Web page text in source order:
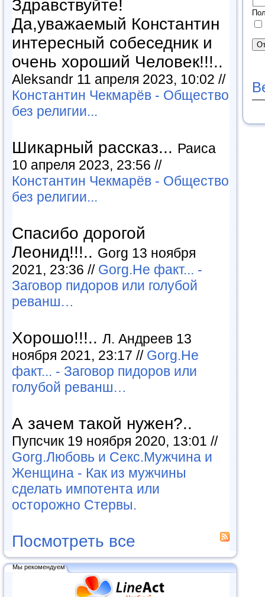
Здравствуйте!
Да,уважаемый Константин
интересный собеседник и
очень хороший Человек!!!..
Aleksandr 11 апреля 2023, 10:02 //
Константин Чекмарёв - Общество
без религии...
Шикарный рассказ... Раиса
10 апреля 2023, 23:56 //
Константин Чекмарёв - Общество
без религии...
Спасибо дорогой
Леонид!!!.. Gorg 13 ноября
2021, 23:36 // Gorg.Не факт... -
Заговор пидоров или голубой
реванш…
Хорошо!!!.. Л. Андреев 13
ноября 2021, 23:17 // Gorg.Не
факт... - Заговор пидоров или
голубой реванш…
А зачем такой нужен?..
Пупсчик 19 ноября 2020, 13:01 //
Gorg.Любовь и Секс.Мужчина и
Женщина - Как из мужчины
сделать импотента или
осторожно Стервы.
Посмотреть все
Мы рекомендуем